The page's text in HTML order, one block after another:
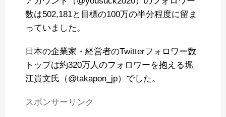
数は502,181と目標の100万の半分程度に留ま
っていました。
日本の企業家・経営者のTwitterフォロワー数
トップは約320万人のフォロワーを抱える堀
江貴文氏（@takapon_jp）でした。
スポンサーリンク